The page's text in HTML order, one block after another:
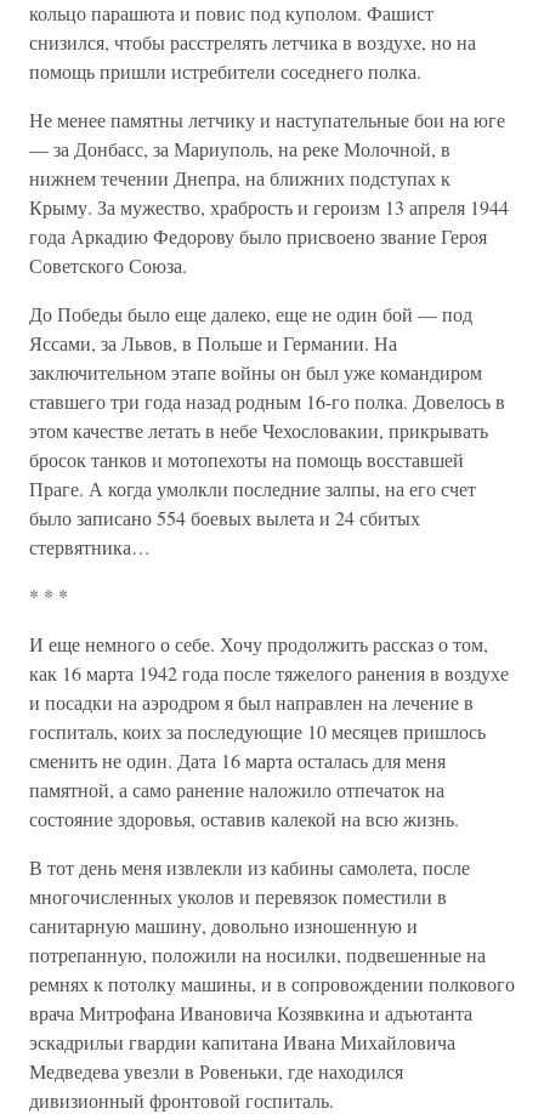
кольцо парашюта и повис под куполом. Фашист
снизился, чтобы расстрелять летчика в воздухе, но на
помощь пришли истребители соседнего полка.
Не менее памятны летчику и наступательные бои на юге
— за Донбасс, за Мариуполь, на реке Молочной, в
нижнем течении Днепра, на ближних подступах к
Крыму. За мужество, храбрость и героизм 13 апреля 1944
года Аркадию Федорову было присвоено звание Героя
Советского Союза.
До Победы было еще далеко, еще не один бой — под
Яссами, за Львов, в Польше и Германии. На
заключительном этапе войны он был уже командиром
ставшего три года назад родным 16-го полка. Довелось в
этом качестве летать в небе Чехословакии, прикрывать
бросок танков и мотопехоты на помощь восставшей
Праге. А когда умолкли последние залпы, на его счет
было записано 554 боевых вылета и 24 сбитых
стервятника…
* * *
И еще немного о себе. Хочу продолжить рассказ о том,
как 16 марта 1942 года после тяжелого ранения в воздухе
и посадки на аэродром я был направлен на лечение в
госпиталь, коих за последующие 10 месяцев пришлось
сменить не один. Дата 16 марта осталась для меня
памятной, а само ранение наложило отпечаток на
состояние здоровья, оставив калекой на всю жизнь.
В тот день меня извлекли из кабины самолета, после
многочисленных уколов и перевязок поместили в
санитарную машину, довольно изношенную и
потрепанную, положили на носилки, подвешенные на
ремнях к потолку машины, и в сопровождении полкового
врача Митрофана Ивановича Козявкина и адъютанта
эскадрильи гвардии капитана Ивана Михайловича
Медведева увезли в Ровеньки, где находился
дивизионный фронтовой госпиталь.